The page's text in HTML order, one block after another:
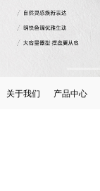
关于我们 产品中心